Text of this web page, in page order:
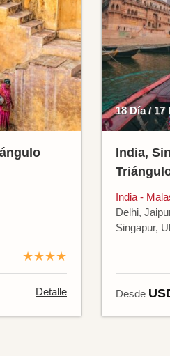
★★★★
Detalle
18 Día / 17
India,
India -
Delhi,
Singapur,
Desde